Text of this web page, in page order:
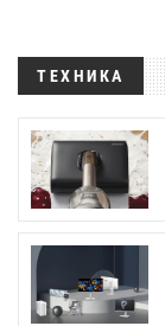
ТЕХНИКА